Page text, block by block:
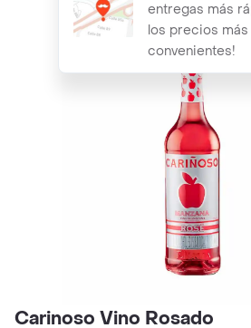
entregas más
los precios más
convenientes!
Carinoso Vino Rosado